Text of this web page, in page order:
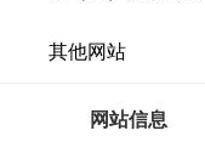
其他网站
网站信息